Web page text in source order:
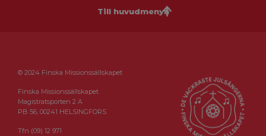
Till huvudmenyn
© 2024 Finska Missionssällskapet
Finska Missionssällskapet
Magistratsporten 2 A
PB 56, 00241 HELSINGFORS
Tfn (09) 12 971